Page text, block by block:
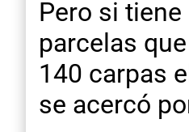
Pero si
parcelas
140 carpas
se acercó